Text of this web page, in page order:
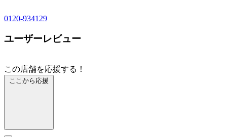
0120-934129
ユーザーレビュー
この店舗を応援する！
ここから応援